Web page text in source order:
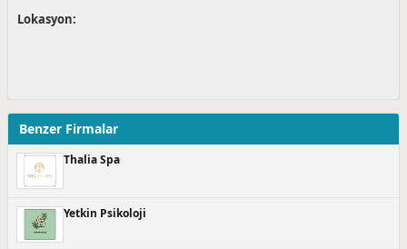
Benzer Firmalar
Thalia Spa
Yetkin Psikoloji
Lokasyon: